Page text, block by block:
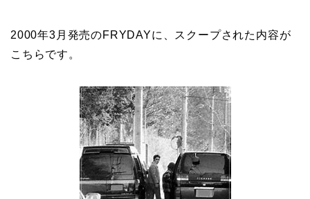
ティ番組！共演を重ねて
急接近！
本並健司が元嫁・美千代
と離婚したのはいつ？顔
2000年3月発売のFRYDAYに、スクープされた内容が
こちらです。